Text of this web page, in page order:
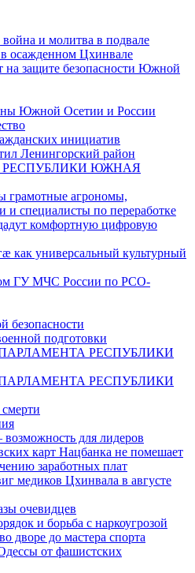
и молитва в подвале
осажденном Цхинвале
на защите безопасности Южной
Южной Осетии и России
инициатив
Ленингорский район
РЕСПУБЛИКИ ЮЖНАЯ
агрономы,
и специалисты по переработке
комфортную цифровую
как универсальный культурный
ГУ МЧС России по РСО-
безопасности
подготовки
РЕСПУБЛИКИ
РЕСПУБЛИКИ
для лидеров
карт Нацбанка не помешает
заработных плат
медиков Цхинвала в августе
очевидцев
и борьба с наркоугрозой
дворе до мастера спорта
от фашистских